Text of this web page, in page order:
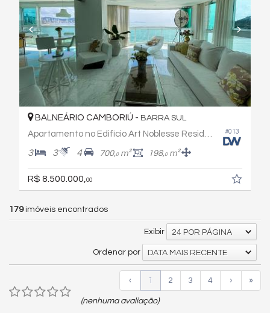
#013
BALNEÁRIO CAMBORIÚ - BARRA SUL
Apartamento no Edifício Art Noblesse Residence
3 3 4 700,0m² 198,0m²
R$ 8.500.000, 00
179imóveis encontrados
Exibir 24 POR PÁGINA
Ordenar por DATA MAIS RECENTE
‹ 1 2 3 4 › »
(nenhuma avaliação)